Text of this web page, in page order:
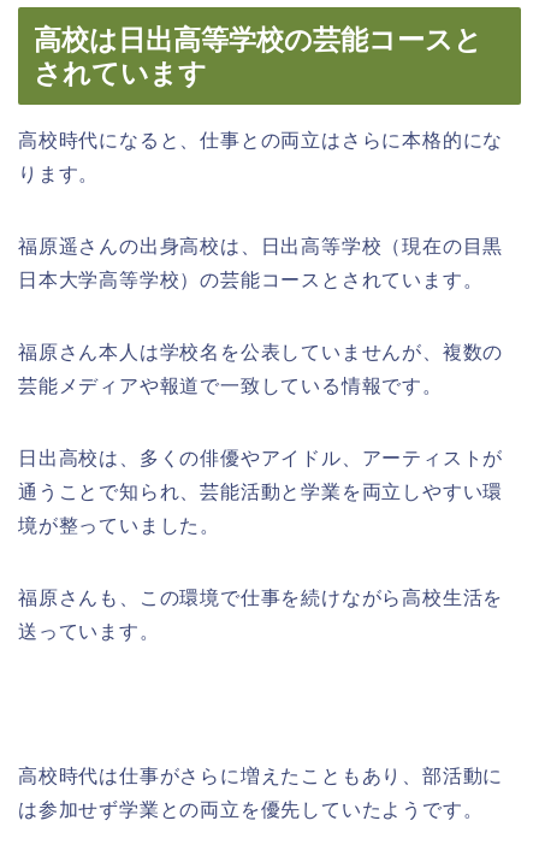
高校は日出高等学校の芸能コースと
されています
高校時代になると、仕事との両立はさらに本格的にな
ります。
福原遥さんの出身高校は、日出高等学校（現在の目黒
日本大学高等学校）の芸能コースとされています。
福原さん本人は学校名を公表していませんが、複数の
芸能メディアや報道で一致している情報です。
日出高校は、多くの俳優やアイドル、アーティストが
通うことで知られ、芸能活動と学業を両立しやすい環
境が整っていました。
福原さんも、この環境で仕事を続けながら高校生活を
送っています。
高校時代は仕事がさらに増えたこともあり、部活動に
は参加せず学業との両立を優先していたようです。